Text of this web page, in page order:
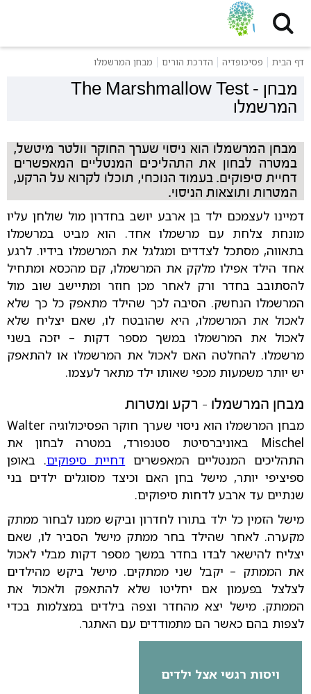
דף הבית פסיכופדיה הדרכת הורים מבחן המרשמלו
The Marshmallow Test - מבחן
המרשמלו
מבחן המרשמלו הוא ניסוי שערך החוקר וולטר מיטשל,
במטרה לבחון את התהליכים המנטליים המאפשרים
דחיית סיפוקים. בעמוד הנוכחי, תוכלו לקרוא על הרקע,
המטרות ותוצאות הניסוי.
דמיינו לעצמכם ילד בן ארבע יושב בחדרון מול שולחן עליו
מונחת צלחת עם מרשמלו אחד. הוא מביט במרשמלו
בתאווה, מסתכל לצדדים ומגלגל את המרשמלו בידיו. לרגע
אחד הילד אפילו מלקק את המרשמלו, קם מהכסא ומתחיל
להסתובב בחדר ורק לאחר מכן חוזר ומתיישב שוב מול
המרשמלו הנחשק. הסיבה לכך שהילד מתאפק כל כך שלא
לאכול את המרשמלו, היא שהובטח לו, שאם יצליח שלא
לאכול את המרשמלו במשך מספר דקות – יזכה בשני
מרשמלו. להחלטה האם לאכול את המרשמלו או להתאפק
יש יותר משמעות מכפי שאותו ילד מתאר לעצמו.
מבחן המרשמלו - רקע ומטרות
מבחן המרשמלו הוא ניסוי שערך חוקר הפסיכולוגיה Walter
Mischel באוניברסיטת סטנפורד, במטרה לבחון את
התהליכים המנטליים המאפשרים דחיית סיפוקים. באופן
ספיציפי יותר, מישל בחן האם וכיצד מסוגלים ילדים בני
שנתיים עד ארבע לדחות סיפוקים.
מישל הזמין כל ילד בתורו לחדרון וביקש ממנו לבחור ממתק
מקערה. לאחר שהילד בחר ממתק מישל הסביר לו, שאם
יצליח להישאר לבדו בחדר במשך מספר דקות מבלי לאכול
את הממתק – יקבל שני ממתקים. מישל ביקש מהילדים
לצלצל בפעמון אם יחליטו שלא להתאפק ולאכול את
הממתק. מישל יצא מהחדר וצפה בילדים במצלמות בכדי
לצפות בהם כאשר הם מתמודדים עם האתגר.
ויסות רגשי אצל ילדים